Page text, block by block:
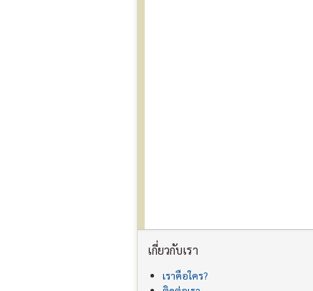
เกี่ยวกับเรา
เราคือใคร?